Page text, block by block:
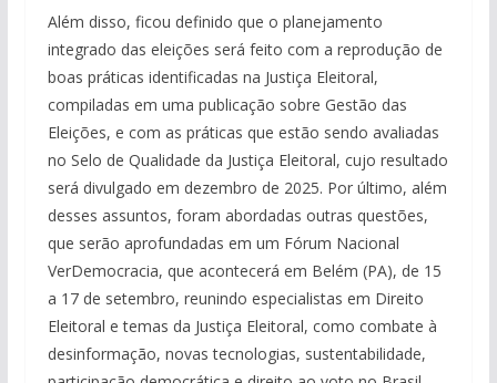
Além disso, ficou definido que o planejamento
integrado das eleições será feito com a reprodução de
boas práticas identificadas na Justiça Eleitoral,
compiladas em uma publicação sobre Gestão das
Eleições, e com as práticas que estão sendo avaliadas
no Selo de Qualidade da Justiça Eleitoral, cujo resultado
será divulgado em dezembro de 2025. Por último, além
desses assuntos, foram abordadas outras questões,
que serão aprofundadas em um Fórum Nacional
VerDemocracia, que acontecerá em Belém (PA), de 15
a 17 de setembro, reunindo especialistas em Direito
Eleitoral e temas da Justiça Eleitoral, como combate à
desinformação, novas tecnologias, sustentabilidade,